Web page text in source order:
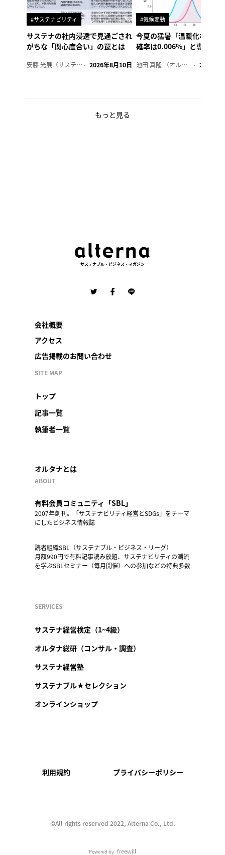
#サステナビリティ
サステナの社内浸透で見過ごされ
がちな「関心度合い」の罠とは
安藤 光展（サステナビリティ・コンサルタント） 2026年8月10日
#気候変動
今夏の猛暑「温暖化なけれ
確率は0.006%」と専門家
池田 真隆 （オルタナ輪番編集長） 2026年8
もっと見る
サステナブル・ビジネス・マガジン
会社概要
アクセス
広告掲載のお問い合わせ
SITE MAP
トップ
記事一覧
執筆者一覧
オルタナとは
ABOUT
有料会員コミュニティ「SBL」
2007年創刊。「サステナビリティ経営とSDGs」をテーマ
にしたビジネス情報誌
読者組織SBL（サステナブル・ビジネス・リーグ）
月額990円で有料記事読み放題、サステナビリティの潮流
を学ぶSBLセミナー（毎月開催）への参加などの特典多数
SERVICES
サステナ経営検定（1~4級）
オルタナ総研（コンサル・調査）
サステナ経営塾
サステナブル★セレクション
オンラインショップ
利用規約 プライバシーポリシー
©︎All rights reserved 2022, Alterna Co., Ltd.
Powered by freewill